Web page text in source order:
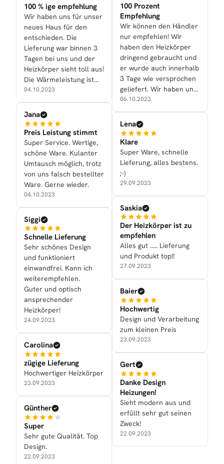
100 % ige empfehlung
Wir haben uns für unser
neues Haus für den
entschieden. Die
Lieferung war binnen 3
Tagen bei uns und der
Heizkörper sieht toll aus!
Die Wärmeleistung ist
ebenfalls gut.
04.10.2023
Jana
Preis Leistung stimmt
Super Service. Wertige,
schöne Ware. Kulanter
Umtausch möglich, trotz
von uns falsch bestellter
Ware. Gerne wieder.
04.10.2023
Siggi
Schnelle Lieferung
Sehr schönes Design
und funktioniert
einwandfrei. Kann ich
weiterempfehlen.
Guter und optisch
ansprechender
Heizkörper!
24.09.2023
Carolina
zügige Lieferung
Hochwertiger Heizkörper
23.09.2023
Günther
Super
Sehr gute Qualität. Top
Design.
22.09.2023
100 Prozent
Empfehlung
Wir können den Händler
nur empfehlen! Wir
haben den Heizkörper
dringend gebraucht und
er wurde auch innerhalb
3 Tage wie versprochen
geliefert. Wir haben uns
für den Alrona in
Anthrazit entschieden.
Super schönes Design
und heizt auch gut!
06.10.2023
Lena
Klare
Super Ware, schnelle
Lieferung, alles bestens.
;-)
29.09.2023
Saskia
Der Heizkörper ist zu
empfehlen
Alles gut ..... Lieferung
und Produkt top!!
27.09.2023
Baier
Hochwertig
Design und Verarbeitung
zum kleinen Preis
23.09.2023
Gert
Danke Design
Heizungen!
Sieht modern aus und
erfüllt sehr gut seinen
Zweck!
22.09.2023